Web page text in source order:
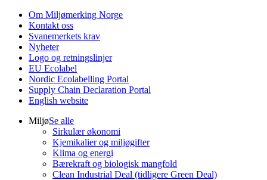
Om Miljømerking Norge
Kontakt oss
Svanemerkets krav
Nyheter
Logo og retningslinjer
EU Ecolabel
Nordic Ecolabelling Portal
Supply Chain Declaration Portal
English website
MiljøSe alle
Sirkulær økonomi
Kjemikalier og miljøgifter
Klima og energi
Bærekraft og biologisk mangfold
Clean Industrial Deal (tidligere Green Deal)